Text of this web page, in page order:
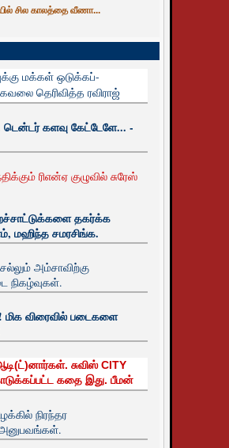
சில காலத்தை வீணா...
மக்கள் ஒடுக்கப்-
தெரிவித்த ரவிராஜ்
களவு கேட்டேளே... -
ரிஎன்ஏ குழுவில் சுரேஸ்
தகர்க்க
மஹிந்த சமரசிங்க.
அம்சாவிற்கு
நிகழ்வுகள்.
மிக விரைவில் படைகளை
சுவிஸ் CITY
கதை இது. பீமன்
நிரந்தர